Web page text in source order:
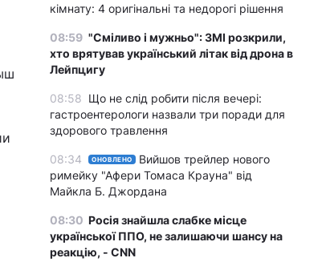
кімнату: 4 оригінальні та недорогі рішення
08:59 "Сміливо і мужньо": ЗМІ розкрили,
хто врятував український літак від дрона в
Лейпцигу
08:58 Що не слід робити після вечері:
гастроентерологи назвали три поради для
здорового травлення
08:34 ОНОВЛЕНО
Вийшов трейлер нового
римейку "Афери Томаса Крауна" від
Майкла Б. Джордана
08:30 Росія знайшла слабке місце
української ППО, не залишаючи шансу на
реакцію, - CNN